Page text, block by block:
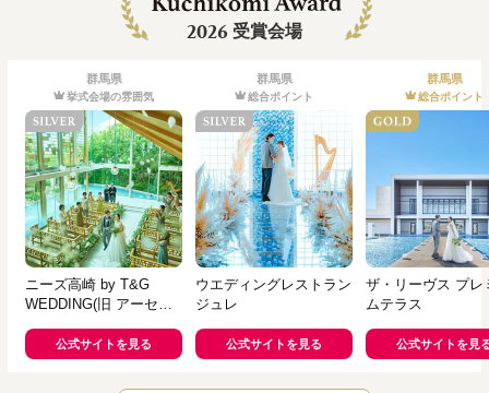
2026 受賞会場
群馬県
挙式会場の雰囲気
ニーズ高崎 by T&G
WEDDING(旧 アーセン
公式サイトを見る
群馬県
総合ポイント
ウエディングレストラン
ジュレ
公式サイトを見る
群馬県
総合ポイント
ザ・リーヴス プレ
ムテラス
公式サイトを見